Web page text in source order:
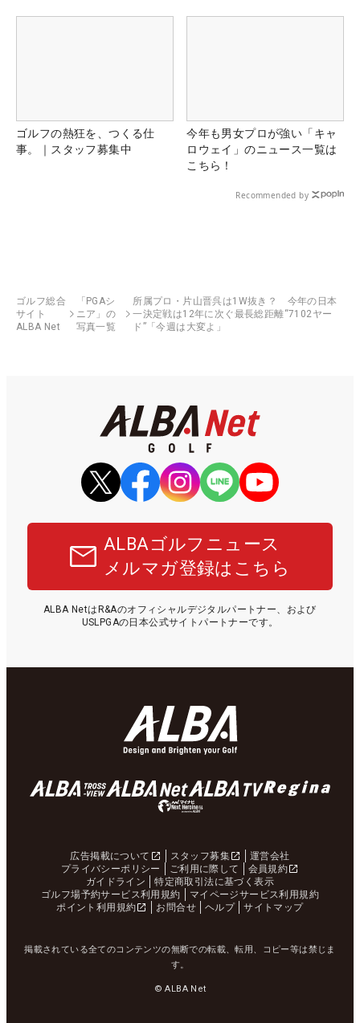
ゴルフの熱狂を、つくる仕
事。｜スタッフ募集中
今年も男女プロが強い「キャ
ロウェイ」のニュース一覧は
こちら！
Recommended by
ゴルフ総合
サイト
ALBA Net
「PGAシ
ニア」の
写真一覧
所属プロ・片山晋呉は1W抜き？ 今年の日本
一決定戦は12年に次ぐ最長総距離“7102ヤー
ド”「今週は大変よ」
ALBAゴルフニュース
メルマガ登録はこちら
ALBA NetはR&Aのオフィシャルデジタルパートナー、および
USLPGAの日本公式サイトパートナーです。
広告掲載について スタッフ募集
運営会社
プライバシーポリシー
ご利用に際して
会員規約
ガイドライン
特定商取引法に基づく表示
ゴルフ場予約サービス利用規約
マイページサービス利用規約
ポイント利用規約
お問合せ ヘルプ サイトマップ
掲載されている全てのコンテンツの無断での転載、転用、コピー等は禁じま
す。
© ALBA Net